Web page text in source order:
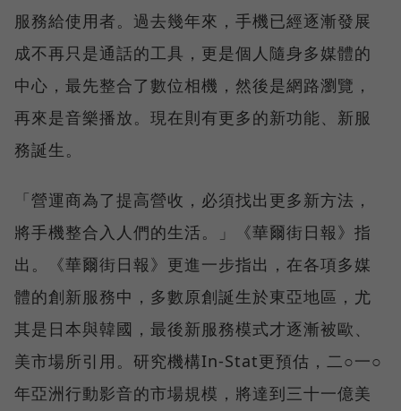
服務給使用者。過去幾年來，手機已經逐漸發展
成不再只是通話的工具，更是個人隨身多媒體的
中心，最先整合了數位相機，然後是網路瀏覽，
再來是音樂播放。現在則有更多的新功能、新服
務誕生。
「營運商為了提高營收，必須找出更多新方法，
將手機整合入人們的生活。」《華爾街日報》指
出。《華爾街日報》更進一步指出，在各項多媒
體的創新服務中，多數原創誕生於東亞地區，尤
其是日本與韓國，最後新服務模式才逐漸被歐、
美市場所引用。研究機構In-Stat更預估，二○一○
年亞洲行動影音的市場規模，將達到三十一億美